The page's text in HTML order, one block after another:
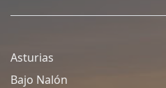
Asturias
Bajo Nalón